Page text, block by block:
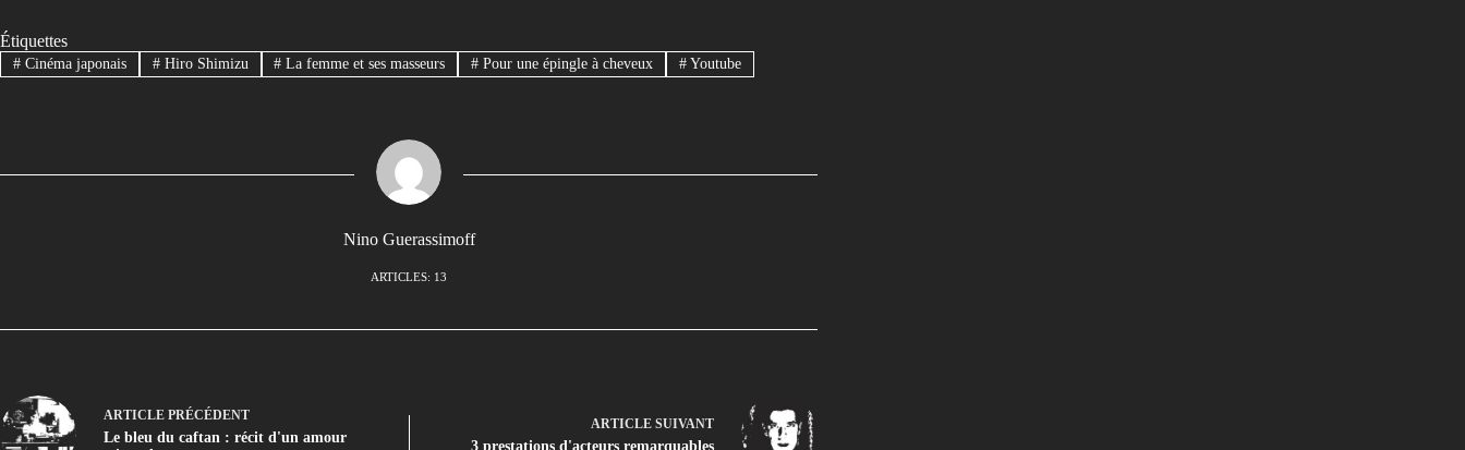
Étiquettes
#Cinéma japonais #Hiro Shimizu # La femme et ses masseurs # Pour une épingle à cheveux # Youtube
Nino Guerassimoff
ARTICLES: 13
ARTICLE PRÉCÉDENT
Le bleu du caftan : récit d'un amour
ARTICLE SUIVANT
3 prestations d'acteurs remarquables